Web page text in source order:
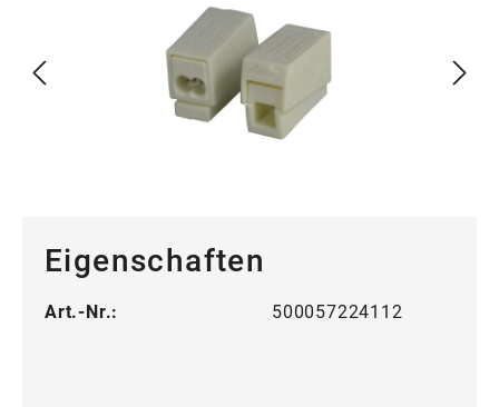
Eigenschaften
Art.-Nr.: 500057224112